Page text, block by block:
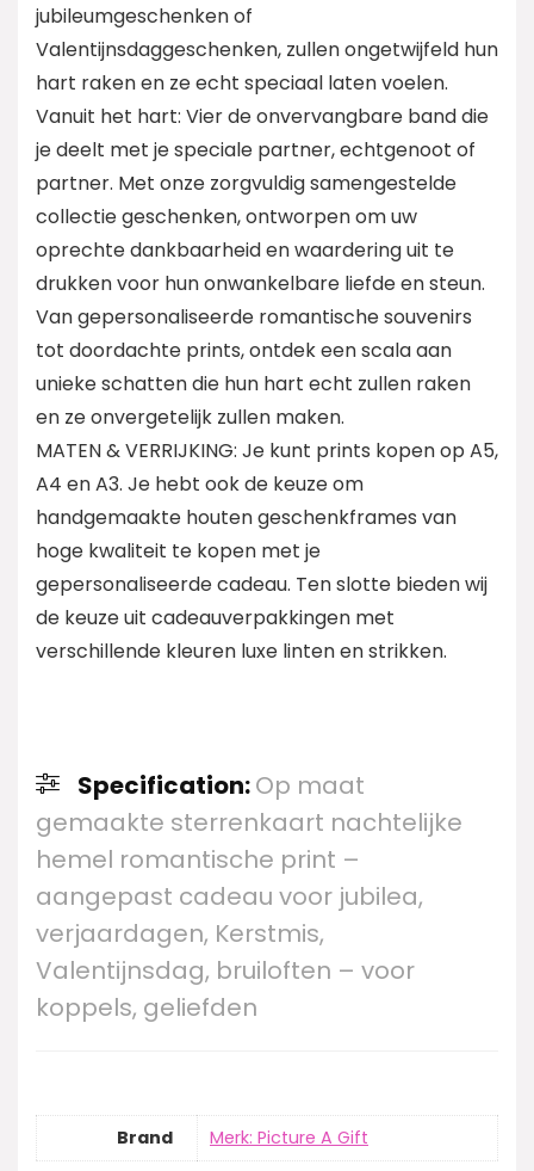
jubileumgeschenken of
Valentijnsdaggeschenken, zullen ongetwijfeld hun
hart raken en ze echt speciaal laten voelen.
Vanuit het hart: Vier de onvervangbare band die
je deelt met je speciale partner, echtgenoot of
partner. Met onze zorgvuldig samengestelde
collectie geschenken, ontworpen om uw
oprechte dankbaarheid en waardering uit te
drukken voor hun onwankelbare liefde en steun.
Van gepersonaliseerde romantische souvenirs
tot doordachte prints, ontdek een scala aan
unieke schatten die hun hart echt zullen raken
en ze onvergetelijk zullen maken.
MATEN & VERRIJKING: Je kunt prints kopen op A5,
A4 en A3. Je hebt ook de keuze om
handgemaakte houten geschenkframes van
hoge kwaliteit te kopen met je
gepersonaliseerde cadeau. Ten slotte bieden wij
de keuze uit cadeauverpakkingen met
verschillende kleuren luxe linten en strikken.
Specification:Op maat
gemaakte sterrenkaart nachtelijke
hemel romantische print –
aangepast cadeau voor jubilea,
verjaardagen, Kerstmis,
Valentijnsdag, bruiloften – voor
koppels, geliefden
Brand Merk: Picture A Gift